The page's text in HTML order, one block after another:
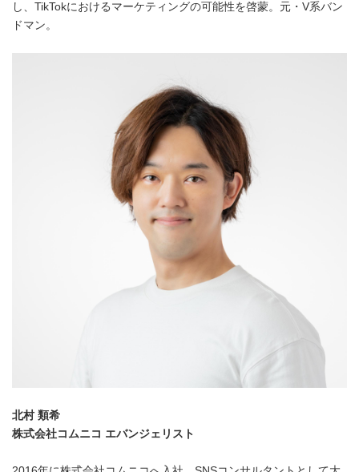
し、TikTokにおけるマーケティングの可能性を啓蒙。元・V系バン
ドマン。
北村 類希
株式会社コムニコ エバンジェリスト